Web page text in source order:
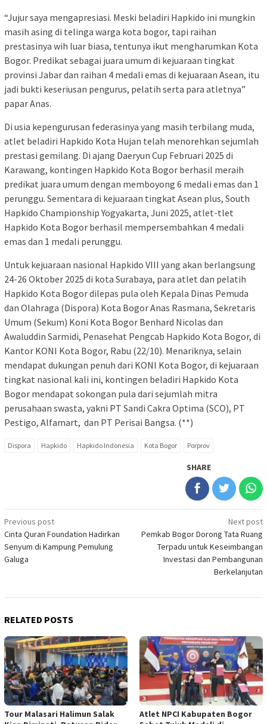
“Jujur saya mengapresiasi. Meski beladiri Hapkido ini mungkin
masih asing di telinga warga kota bogor, tapi raihan
prestasinya wih luar biasa, tentunya ikut mengharumkan Kota
Bogor. Predikat sebagai juara umum di kejuaraan tingkat
provinsi Jabar dan raihan 4 medali emas di kejuaraan Asean, itu
jadi bukti keseriusan pengurus, pelatih serta para atletnya”
papar Anas.
Di usia kepengurusan federasinya yang masih terbilang muda,
atlet beladiri Hapkido Kota Hujan telah menorehkan sejumlah
prestasi gemilang. Di ajang Daeryun Cup Februari 2025 di
Karawang, kontingen Hapkido Kota Bogor berhasil meraih
predikat juara umum dengan memboyong 6 medali emas dan 1
perunggu. Sementara di kejuaraan tingkat Asean plus, South
Hapkido Championship Yogyakarta, Juni 2025, atlet-tlet
Hapkido Kota Bogor berhasil mempersembahkan 4 medali
emas dan 1 medali perunggu.
Untuk kejuaraan nasional Hapkido VIII yang akan berlangsung
24-26 Oktober 2025 di kota Surabaya, para atlet dan pelatih
Hapkido Kota Bogor dilepas pula oleh Kepala Dinas Pemuda
dan Olahraga (Dispora) Kota Bogor Anas Rasmana, Sekretaris
Umum (Sekum) Koni Kota Bogor Benhard Nicolas dan
Awaluddin Sarmidi, Penasehat Pengcab Hapkido Kota Bogor, di
Kantor KONI Kota Bogor, Rabu (22/10). Menariknya, selain
mendapat dukungan penuh dari KONI Kota Bogor, di kejuaraan
tingkat nasional kali ini, kontingen beladiri Hapkido Kota
Bogor mendapat sokongan pula dari sejumlah mitra
perusahaan swasta, yakni PT Sandi Cakra Optima (SCO), PT
Pestigo, Alfamart, dan PT Perisai Bangsa. (**)
Dispora Hapkido Hapkido Indonesia Kota Bogor Porprov
SHARE
Post
navigation
Previous post
Cinta Quran Foundation Hadirkan
Senyum di Kampung Pemulung
Galuga
Next post
Pemkab Bogor Dorong Tata Ruang
Terpadu untuk Keseimbangan
Investasi dan Pembangunan
Berkelanjutan
RELATED POSTS
Tour Malasari Halimun Salak
Atlet NPCI Kabupaten Bogor